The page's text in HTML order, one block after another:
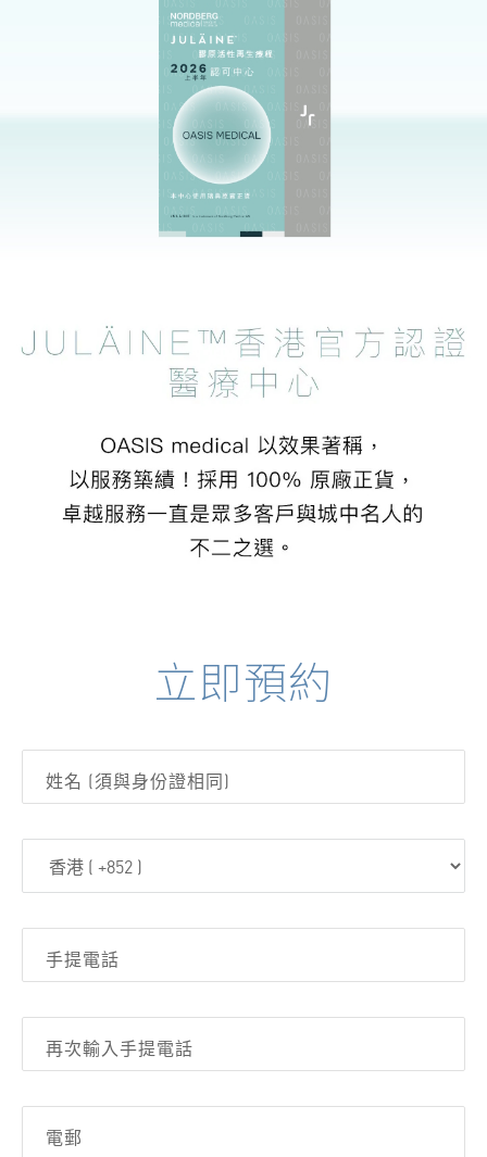
立即預約
姓名 (須與身份證相同)
手提電話
再次輸入手提電話
電郵